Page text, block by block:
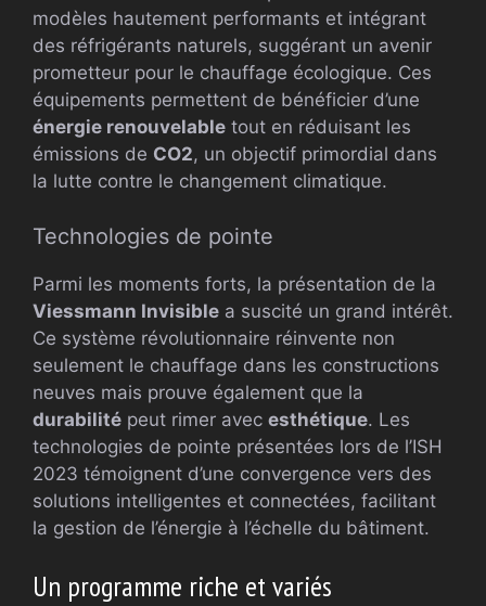
modèles hautement performants et intégrant
des réfrigérants naturels, suggérant un avenir
prometteur pour le chauffage écologique. Ces
équipements permettent de bénéficier d’une
énergie renouvelable tout en réduisant les
émissions de CO2, un objectif primordial dans
la lutte contre le changement climatique.
Technologies de pointe
Parmi les moments forts, la présentation de la
Viessmann Invisible a suscité un grand intérêt.
Ce système révolutionnaire réinvente non
seulement le chauffage dans les constructions
neuves mais prouve également que la
durabilité peut rimer avec esthétique. Les
technologies de pointe présentées lors de l’ISH
2023 témoignent d’une convergence vers des
solutions intelligentes et connectées, facilitant
la gestion de l’énergie à l’échelle du bâtiment.
Un programme riche et variés